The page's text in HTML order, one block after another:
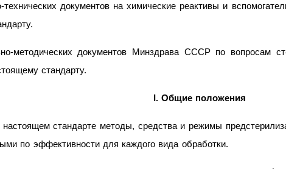
технических документов на химические реактивы и
методических документов Минздрава СССР по вопросам
стандарту.
I. Общие положения
стандарте методы, средства и режимы
по эффективности для каждого вида обработки.